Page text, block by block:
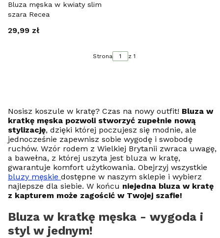
Bluza męska w kwiaty slim
szara Recea
Cena
29,99 zł
Strona z 1
Nosisz koszule w kratę? Czas na nowy outfit! Bluza w
kratkę męska pozwoli stworzyć zupełnie nową
stylizację, dzięki której poczujesz się modnie, ale
jednocześnie zapewnisz sobie wygodę i swobodę
ruchów. Wzór rodem z Wielkiej Brytanii zwraca uwagę,
a bawełna, z której uszyta jest bluza w kratę,
gwarantuje komfort użytkowania. Obejrzyj wszystkie
bluzy męskie dostępne w naszym sklepie i wybierz
najlepsze dla siebie. W końcu niejedna bluza w kratę
z kapturem może zagościć w Twojej szafie!
Bluza w kratkę męska - wygoda i
styl w jednym!